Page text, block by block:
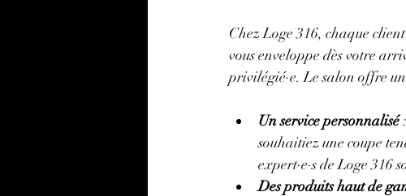
Chez Loge 316, chaque
vous enveloppe dès votre
privilégié·e. Le salon offre
Un service personnalisé :
souhaitiez une coupe
expert·e·s de Loge 316
Des produits haut de